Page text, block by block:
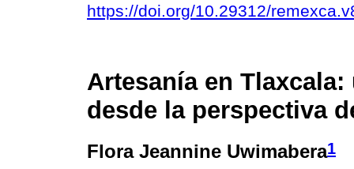
https://doi.org/10.29312/
Artesanía en
desde la perspectiva
Flora Jeannine Uwimabera1